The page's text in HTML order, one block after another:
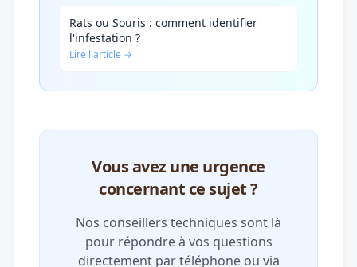
Rats ou Souris : comment identifier
l'infestation ?
Lire l'article →
Vous avez une urgence
concernant ce sujet ?
Nos conseillers techniques sont là
pour répondre à vos questions
directement par téléphone ou via